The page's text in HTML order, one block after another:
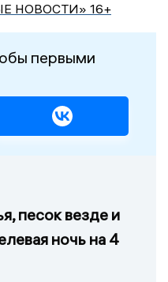
НОВОСТИ» 16+
первыми
песок везде и
ночь на 4